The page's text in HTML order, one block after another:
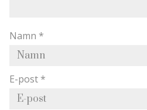
Namn *
E-post *